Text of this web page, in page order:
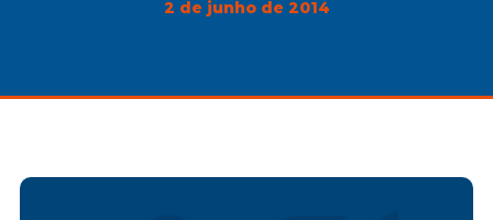
2 de junho de 2014